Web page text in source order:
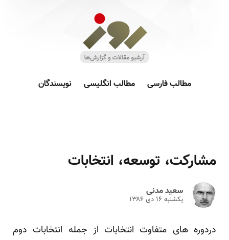
مطالب فارسی مطالب انگلیسی نویسندگان
مشارکت، توسعه، انتخابات
سعید مدنی
یکشنبه ۱۶ دى ۱۳۸۶
دردوره های متفاوت انتخابات از جمله انتخابات دوم